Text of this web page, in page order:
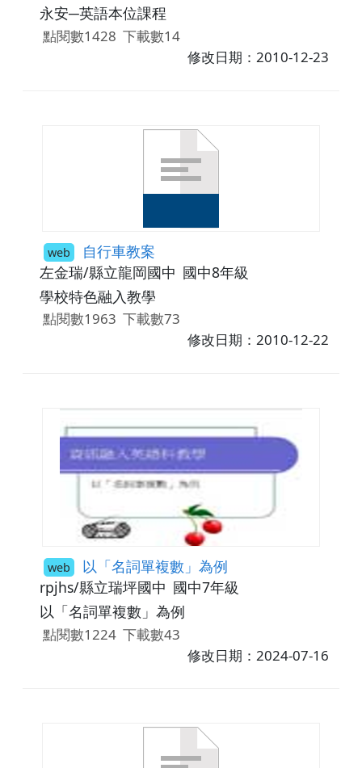
永安─英語本位課程
點閱數1428 下載數14
修改日期：2010-12-23
web 自行車教案
左金瑞/縣立龍岡國中 國中8年級
學校特色融入教學
點閱數1963 下載數73
修改日期：2010-12-22
web 以「名詞單複數」為例
rpjhs/縣立瑞坪國中 國中7年級
以「名詞單複數」為例
點閱數1224 下載數43
修改日期：2024-07-16